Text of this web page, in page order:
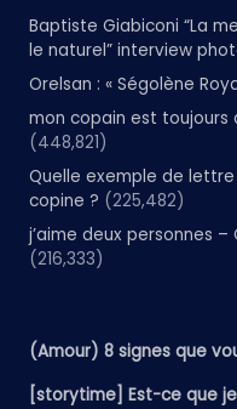
Baptiste Giabiconi “La
le naturel” interview
Orelsan : « Ségolène
mon copain est toujours
(448,821)
Quelle exemple de
copine ? (225,482)
j’aime deux personnes
(216,333)
(Amour) 8 signes que
[storytime] Est-ce que